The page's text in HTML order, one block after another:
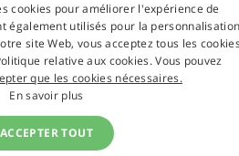
cookies pour améliorer l'expérience de
également utilisés pour la
site Web, vous acceptez tous les
relative aux cookies. Vous pouvez
que les cookies nécessaires.
En savoir plus
ACCEPTER TOUT